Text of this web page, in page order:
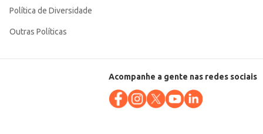
Política de Diversidade
Outras Políticas
Acompanhe a gente nas redes sociais